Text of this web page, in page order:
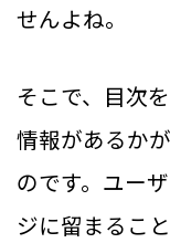
せんよね。
そこで、目次
情報があるか
のです。ユー
ジに留まるこ